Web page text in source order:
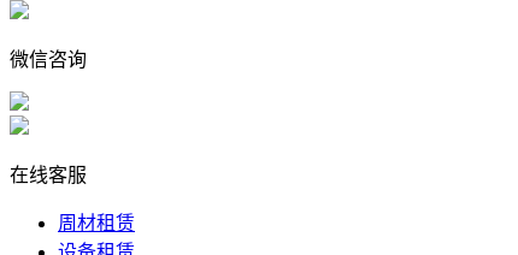
微信咨询
在线客服
周材租赁